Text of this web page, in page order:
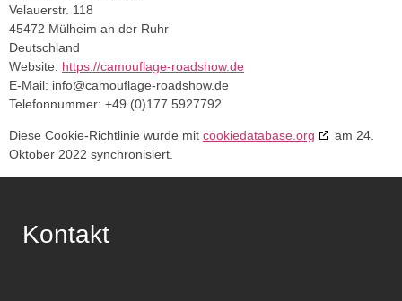
Velauerstr. 118
45472 Mülheim an der Ruhr
Deutschland
Website: https://camouflage-roadshow.de
E-Mail: info@camouflage-roadshow.de
Telefonnummer: +49 (0)177 5927792
Diese Cookie-Richtlinie wurde mit cookiedatabase.org
am 24.
Oktober 2022 synchronisiert.
Kontakt